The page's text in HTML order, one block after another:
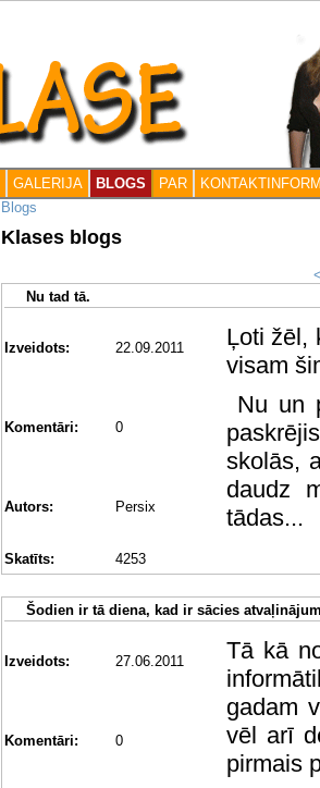
GALERIJA BLOGS PAR
Blogs
Klases blogs
Nu tad tā.
Izveidots: 22.09.2011
Ļoti žēl,
visam
Nu un
skolās,
daudz
tādas...
Komentāri: 0
Autors: Persix
Skatīts: 4253
Šodien ir tā diena, kad ir sācies
Izveidots: 27.06.2011
Tā kā
gadam
vēl arī
pirmais
Komentāri: 0